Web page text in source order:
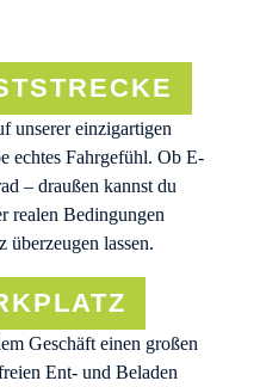
unserer einzigartigen
echtes Fahrgefühl. Ob E-
– draußen kannst du
realen Bedingungen
lassen.
Geschäft einen großen
Ent- und Beladen